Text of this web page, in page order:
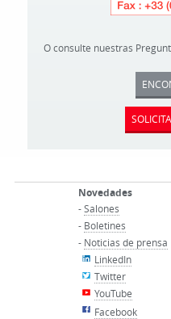
O consulte nuestras
Novedades
-Salones
- Boletines
- Noticias de prensa
LinkedIn
Twitter
YouTube
Facebook